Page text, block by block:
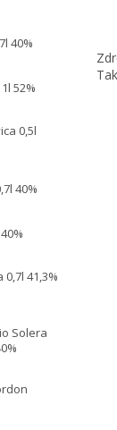
40%
52%
0,5l
40%
41,3%
Solera